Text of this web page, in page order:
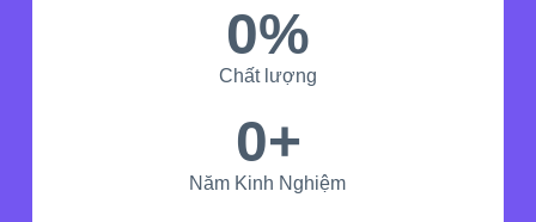
Chất lượng
0%
Năm Kinh Nghiệm
0+